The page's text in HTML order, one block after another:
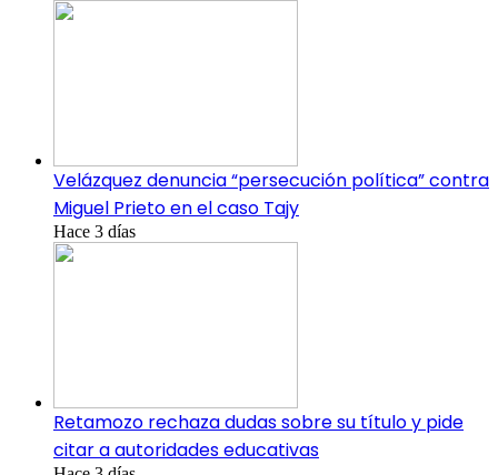
Velázquez denuncia “persecución política” contra
Miguel Prieto en el caso Tajy
Hace 3 días
Retamozo rechaza dudas sobre su título y pide
citar a autoridades educativas